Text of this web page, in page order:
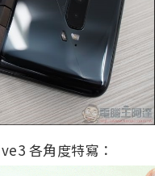
各角度特寫：